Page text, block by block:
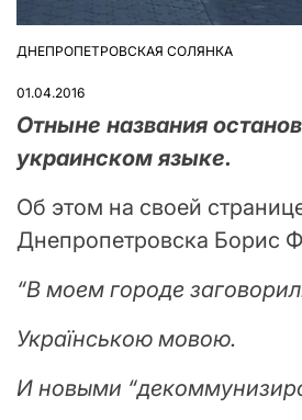
ОПУБЛІКУВАТИ
ДНЕПРОПЕТРОВСКАЯ СОЛЯНКА
01.04.2016
Отныне названия
украинском языке.
Об этом на своей
Днепропетровска Борис
“В моем городе
Українською мовою.
И новыми